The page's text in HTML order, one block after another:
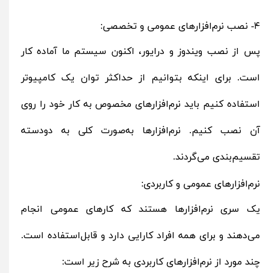
۴- نصب نرم‌افزارهای عمومی و تخصصی:
پس از نصب ویندوز و درایور، اکنون سیستم ما آماده کار
است. برای اینکه بتوانیم از حداکثر توان یک کامپیوتر
استفاده کنیم باید نرم‌افزارهای مخصوص به کار خود را روی
آن نصب کنیم. نرم‌افزارها به‌صورت کلی به دودسته
تقسیم‌بندی می‌گردند.
نرم‌افزارهای عمومی و کاربردی:
یک سری نرم‌افزارها هستند که کارهای عمومی انجام
می‌دهند و برای همه افراد کارایی دارد و قابل‌استفاده است.
چند مورد از نرم‌افزارهای کاربردی به شرح زیر است: